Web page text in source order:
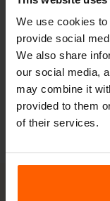
We use cookies
provide social
We also share
our social media,
may combine it
provided to them
of their services.
20
プランを見る
数値はすべて目安で
によって異なります。